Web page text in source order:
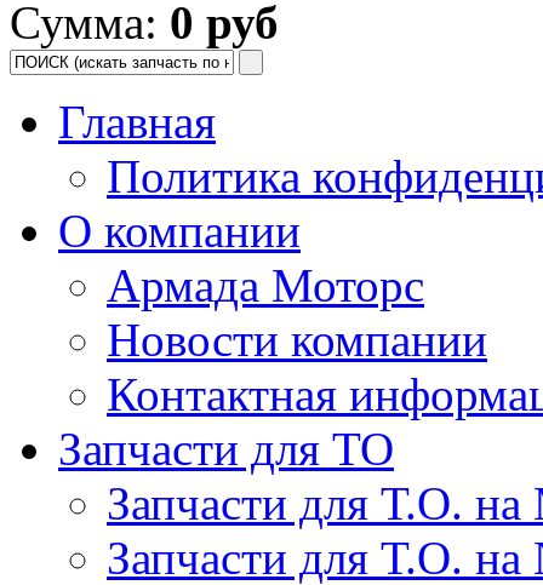
Сумма: 0 руб
Главная
Политика
О компании
Армада Моторс
Новости компании
Контактная
Запчасти для ТО
Запчасти для Т.О. на
Запчасти для Т.О. на